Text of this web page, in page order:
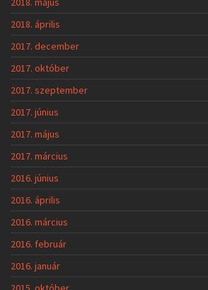
2018. április
2017. december
2017. október
2017. szeptember
2017. június
2017. május
2017. március
2016. június
2016. április
2016. március
2016. február
2016. január